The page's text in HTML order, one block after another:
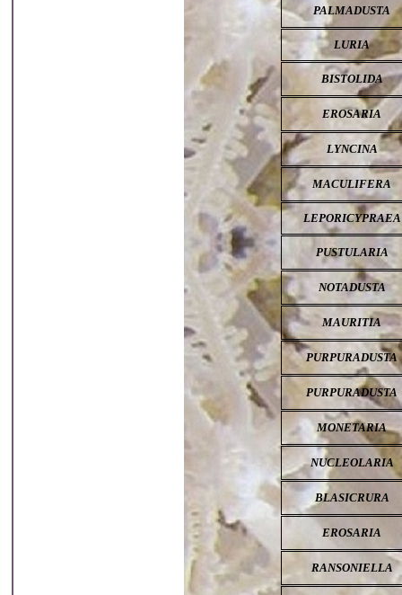
PALMADUSTA
LURIA
BISTOLIDA
EROSARIA
LYNCINA
MACULIFERA
LEPORICYPRAEA
PUSTULARIA
NOTADUSTA
MAURITIA
PURPURADUSTA
PURPURADUSTA
MONETARIA
NUCLEOLARIA
BLASICRURA
EROSARIA
RANSONIELLA